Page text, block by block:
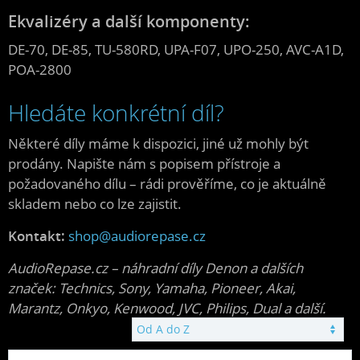
Ekvalizéry a další komponenty:
DE-70, DE-85, TU-580RD, UPA-F07, UPO-250, AVC-A1D,
POA-2800
Hledáte konkrétní díl?
Některé díly máme k dispozici, jiné už mohly být
prodány. Napište nám s popisem přístroje a
požadovaného dílu – rádi prověříme, co je aktuálně
skladem nebo co lze zajistit.
Kontakt: shop@audiorepase.cz
AudioRepase.cz – náhradní díly Denon a dalších
značek: Technics, Sony, Yamaha, Pioneer, Akai,
Marantz, Onkyo, Kenwood, JVC, Philips, Dual a další.